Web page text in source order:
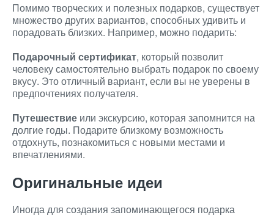
Помимо творческих и полезных подарков, существует
множество других вариантов, способных удивить и
порадовать близких. Например, можно подарить:
Подарочный сертификат, который позволит
человеку самостоятельно выбрать подарок по своему
вкусу. Это отличный вариант, если вы не уверены в
предпочтениях получателя.
Путешествие или экскурсию, которая запомнится на
долгие годы. Подарите близкому возможность
отдохнуть, познакомиться с новыми местами и
впечатлениями.
Оригинальные идеи
Иногда для создания запоминающегося подарка